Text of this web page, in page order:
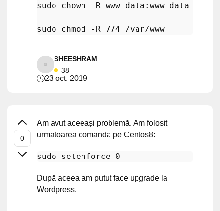
sudo chown -R www-data:www-data /var/
sudo chmod
SHEESHRAM
38
23 oct. 2019
Am avut aceeași problemă. Am folosit
următoarea comandă pe Centos8:
După aceea am putut face upgrade la
Wordpress.